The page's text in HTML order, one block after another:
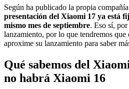
Según ha publicado la propia
presentación del Xiaomi 17 ya está
mismo mes de septiembre. Eso sí,
lanzamiento, por lo que tendremos que
aproxime su lanzamiento para saber
Qué sabemos del
no habrá Xiaomi 16